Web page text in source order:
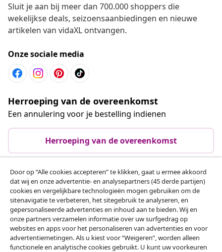
Sluit je aan bij meer dan 700.000 shoppers die
wekelijkse deals, seizoensaanbiedingen en nieuwe
artikelen van vidaXL ontvangen.
Onze sociale media
Herroeping van de overeenkomst
Een annulering voor je bestelling indienen
Herroeping van de overeenkomst
Klantenservice
Zakelijk
vidaXL
Door op “Alle cookies accepteren” te klikken, gaat u ermee akkoord
dat wij en onze advertentie- en analysepartners (45 derde partijen)
cookies en vergelijkbare technologieën mogen gebruiken om de
sitenavigatie te verbeteren, het sitegebruik te analyseren, en
gepersonaliseerde advertenties en inhoud aan te bieden. Wij en
onze partners verzamelen informatie over uw surfgedrag op
websites en apps voor het personaliseren van advertenties en voor
advertentiemetingen. Als u kiest voor “Weigeren”, worden alleen
functionele en analytische cookies gebruikt. U kunt uw voorkeuren